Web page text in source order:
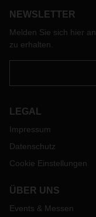
neu zu ordnen.
NEWSLETTER
Melden Sie sich hier
zu erhalten.
LEGAL
Impressum
Datenschutz
Cookie Einstellungen
ÜBER UNS
Events & Messen